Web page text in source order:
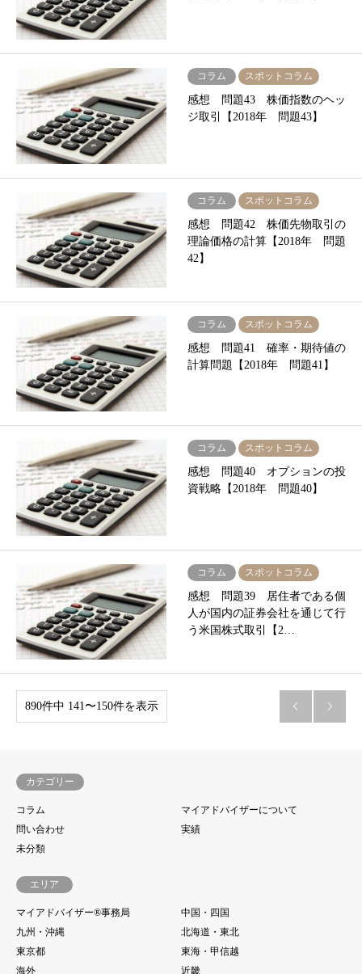
コラム スポットコラム
感想 問題43 株価指数のヘッ
ジ取引【2018年 問題43】
コラム スポットコラム
感想 問題42 株価先物取引の
理論価格の計算【2018年 問題
42】
コラム スポットコラム
感想 問題41 確率・期待値の
計算問題【2018年 問題41】
コラム スポットコラム
感想 問題40 オプションの投
資戦略【2018年 問題40】
コラム スポットコラム
感想 問題39 居住者である個
人が国内の証券会社を通じて行
う米国株式取引【2…
890件中 141〜150件を表示  
カテゴリー
コラム
マイアドバイザーについて
問い合わせ
実績
未分類
エリア
マイアドバイザー®事務局
中国・四国
九州・沖縄
北海道・東北
東京都
東海・甲信越
海外
近畿